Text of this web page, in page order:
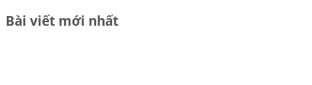
Bài viết mới nhất